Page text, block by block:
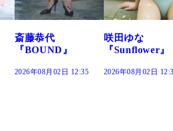
咲田ゆな
『Sunflower』
2026年08月02日 12:30
藤水咲桜『花
だまり』
2026年08月02日